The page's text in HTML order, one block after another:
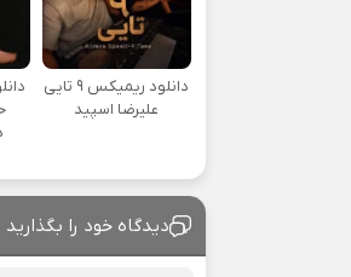
دانلود ریمیکس ۹ تایی
علیرضا اسپید
دیدگاه خود را بگذارید